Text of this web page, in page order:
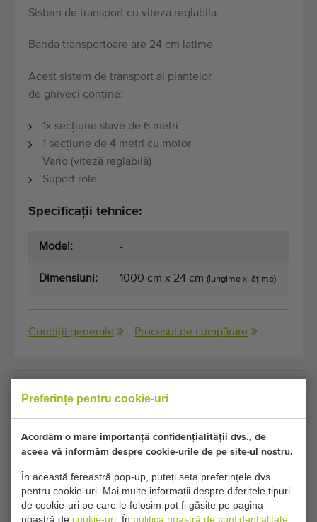
Preferințe pentru cookie-uri
Acordăm o mare importanță confidențialității dvs., de
aceea vă informăm despre cookie-urile de pe site-ul nostru.
În această fereastră pop-up, puteți seta preferințele dvs.
pentru cookie-uri. Mai multe informații despre diferitele tipuri
de cookie-uri pe care le folosim pot fi găsite pe pagina
noastră de cookie-uri . În politica noastră de confidențialitate
Sistem de transport cu viteza reglabila
Banda transportoare are 24 cm latime
Acest sistem de transport al plantelor
de ghiveci conține:
1x secțiune slave de 6 metri
1 secțiune de 4 metri cu motor
Vario (viteză reglabilă)
Suport role
Specificații tehnice:
Model: -
Dimensiuni: 1000 cm x 24 cm (lungime x lățime)
Condiții generale Procesul de cumpărare
Din pacate, acest Sistem de transport pentru
Doriți să fiți informat când devine disponibil un
Transportoare pentru plante și flori in ghivece comparabil?
Completați detaliile dvs. aici.